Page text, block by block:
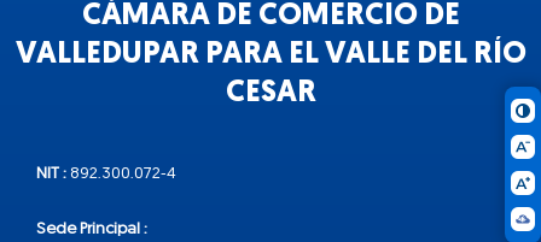
CÁMARA DE COMERCIO DE
VALLEDUPAR PARA EL VALLE DEL RÍO
CESAR
NIT : 892.300.072-4
Sede Principal :